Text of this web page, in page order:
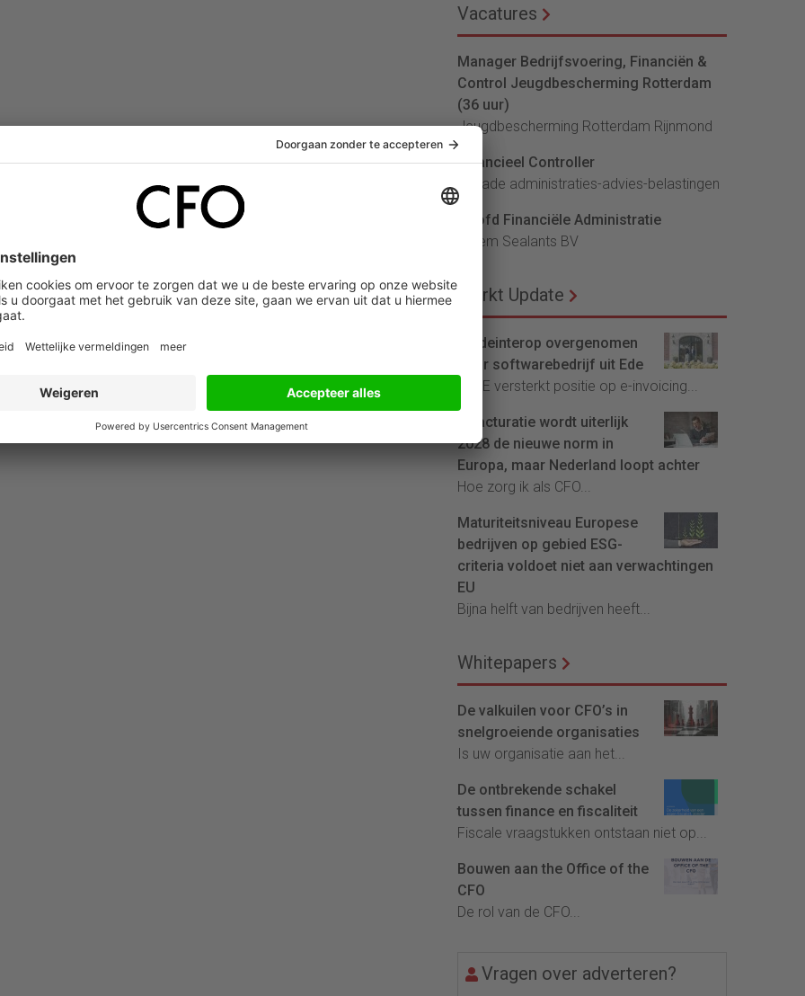
Vacatures
Manager Bedrijfsvoering, Financiën &
Control Jeugdbescherming Rotterdam
(36 uur)
Jeugdbescherming Rotterdam Rijnmond
Financieel Controller
lArcade administraties-advies-belastingen
Hoofd Financiële Administratie
Bloem Sealants BV
Markt Update
Tradeinterop overgenomen
door softwarebedrijf uit Ede
4CEE versterkt positie op e-invoicing...
E-facturatie wordt uiterlijk
2028 de nieuwe norm in
Europa, maar Nederland loopt achter
Hoe zorg ik als CFO...
Maturiteitsniveau Europese
bedrijven op gebied ESG-
criteria voldoet niet aan verwachtingen
EU
Bijna helft van bedrijven heeft...
Whitepapers
De valkuilen voor CFO’s in
snelgroeiende organisaties
Is uw organisatie aan het...
De ontbrekende schakel
tussen finance en fiscaliteit
Fiscale vraagstukken ontstaan niet op...
Bouwen aan the Office of the
CFO
De rol van de CFO...
Vragen over adverteren?